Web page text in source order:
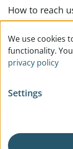
How to reach
We use cookies
functionality.
privacy policy
Settings